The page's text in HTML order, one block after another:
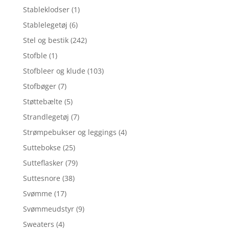
Stableklodser (1)
Stablelegetøj (6)
Stel og bestik (242)
Stofble (1)
Stofbleer og klude (103)
Stofbøger (7)
Støttebælte (5)
Strandlegetøj (7)
Strømpebukser og leggings (4)
Suttebokse (25)
Sutteflasker (79)
Suttesnore (38)
Svømme (17)
Svømmeudstyr (9)
Sweaters (4)